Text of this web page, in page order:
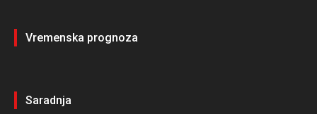
Vremenska prognoza
Saradnja